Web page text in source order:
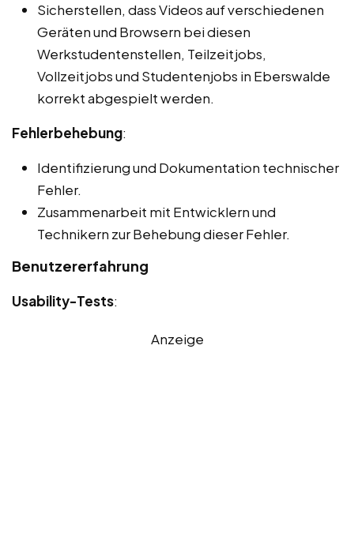
Sicherstellen, dass Videos auf verschiedenen
Geräten und Browsern bei diesen
Werkstudentenstellen, Teilzeitjobs,
Vollzeitjobs und Studentenjobs in Eberswalde
korrekt abgespielt werden.
Fehlerbehebung:
Identifizierung und Dokumentation technischer
Fehler.
Zusammenarbeit mit Entwicklern und
Technikern zur Behebung dieser Fehler.
Benutzererfahrung
Usability-Tests:
Anzeige